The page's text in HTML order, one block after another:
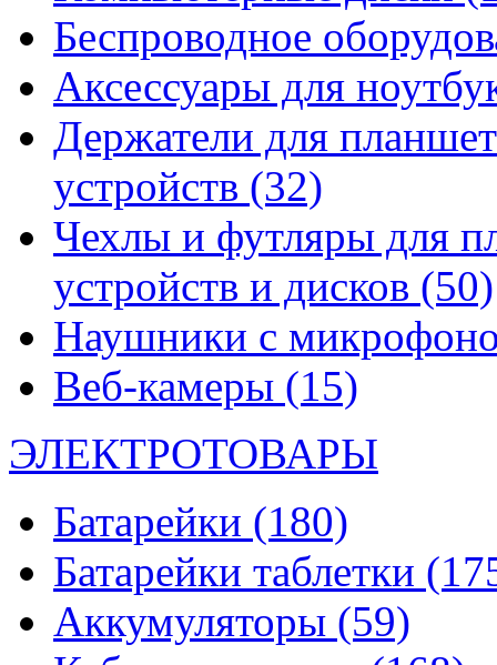
Беспроводное
Аксессуары для
Держатели для
устройств (32)
Чехлы и футляры для
устройств и дисков (50)
Наушники с
Веб-камеры (15)
ЭЛЕКТРОТОВАРЫ
Батарейки (180)
Батарейки таблетки
Аккумуляторы (59)